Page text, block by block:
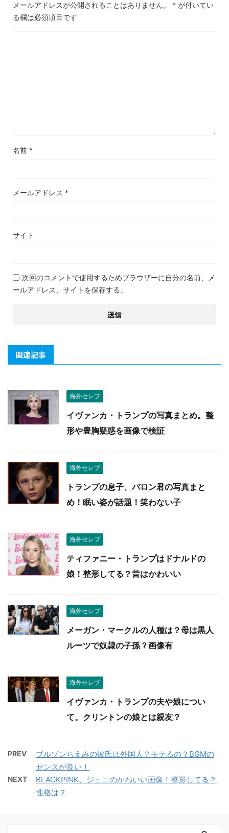
メールアドレスが公開されることはありません。 * が付いてい
る欄は必須項目です
名前 *
メールアドレス *
サイト
次回のコメントで使用するためブラウザーに自分の名前、メ
ールアドレス、サイトを保存する。
関連記事
海外セレブ
イヴァンカ・トランプの写真まとめ。整
形や豊胸疑惑を画像で検証
海外セレブ
トランプの息子、バロン君の写真まと
め！眠い姿が話題！笑わない子
海外セレブ
ティファニー・トランプはドナルドの
娘！整形してる？昔はかわいい
海外セレブ
メーガン・マークルの人種は？母は黒人
ルーツで奴隷の子孫？画像有
海外セレブ
イヴァンカ・トランプの夫や娘につい
て。クリントンの娘とは親友？
PREV
ブルゾンちえみの彼氏は外国人？モテるの？BGMの
センスが良い！
NEXT
BLACKPINK、ジェニのかわいい画像！整形してる？
性格は？